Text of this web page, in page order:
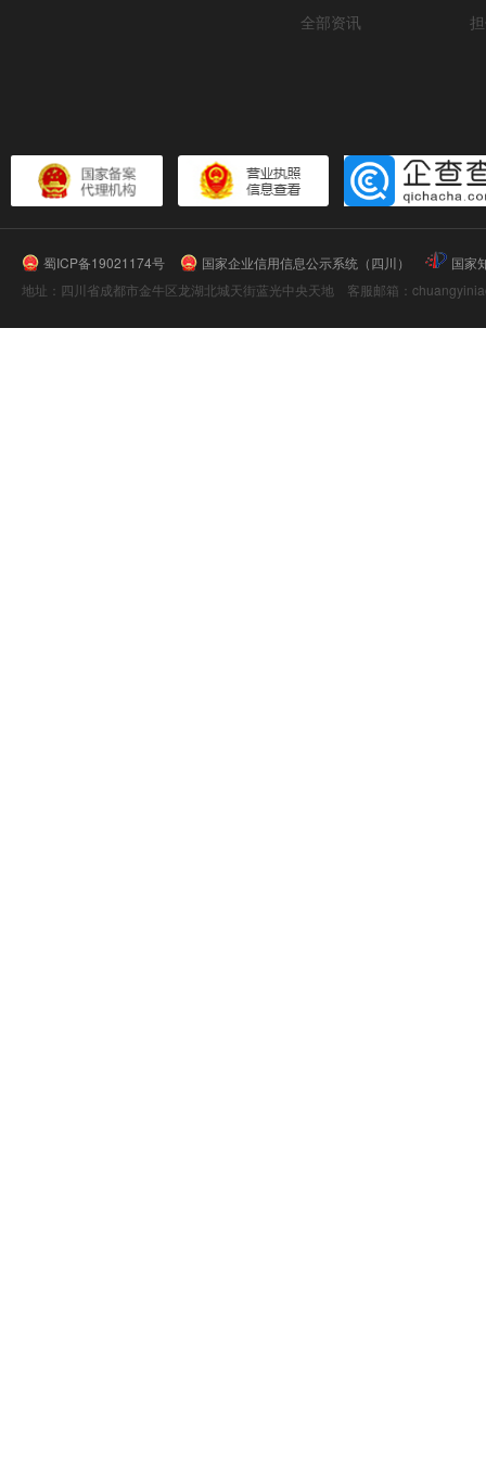
全部资讯
蜀ICP备19021174号 国家企业信用信息公示系统（四川）
国家
地址：四川省成都市金牛区龙湖北城天街蓝光中央天地 客服邮箱：